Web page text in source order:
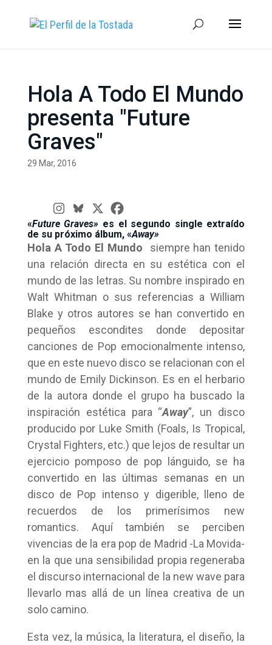
Hola A Todo El Mundo
presenta "Future
Graves"
29 Mar, 2016
«Future Graves» es el segundo single extraído
de su próximo álbum, «Away»
Hola A Todo El Mundo
siempre han tenido
una relación directa en su estética con el
mundo de las letras. Su nombre inspirado en
Walt Whitman o sus referencias a William
Blake y otros autores se han convertido en
pequeños escondites donde depositar
canciones de Pop emocionalmente intenso,
que en este nuevo disco se relacionan con el
mundo de Emily Dickinson. Es en el herbario
de la autora donde el grupo ha buscado la
inspiración estética para “Away”, un disco
producido por Luke Smith (Foals, Is Tropical,
Crystal Fighters, etc.) que lejos de resultar un
ejercicio pomposo de pop lánguido, se ha
convertido en las últimas semanas en un
disco de Pop intenso y digerible, lleno de
recuerdos de los primerísimos new
romantics. Aquí también se perciben
vivencias de la era pop de Madrid -La Movida-
en la que una sensibilidad propia regeneraba
el discurso internacional de la new wave para
llevarlo mas allá de un línea creativa de un
solo camino.
Esta vez, la música, la literatura, el diseño, la